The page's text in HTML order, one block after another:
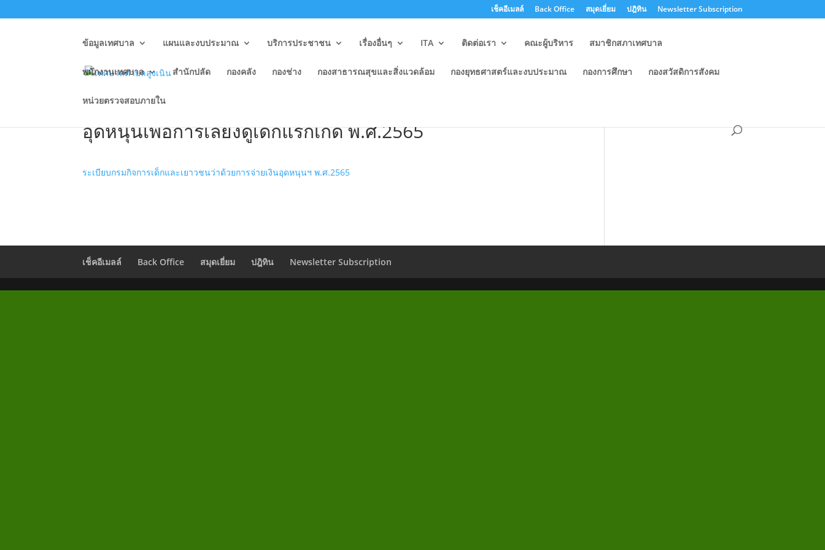
เช็คอีเมลล์ Back Office สมุดเยี่ยม ปฎิทิน Newsletter Subscription
ข้อมูลเทศบาล แผนและงบประมาณ บริการประชาชน เรื่องอื่นๆ ITA ติดต่อเรา คณะผู้บริหาร สมาชิกสภาเทศบาล
พนักงานเทศบาล สำนักปลัด กองคลัง กองช่าง กองสาธารณสุขและสิ่งแวดล้อม กองยุทธศาสตร์และงบประมาณ กองการศึกษา กองสวัสดิการสังคม
หน่วยตรวจสอบภายใน
อุดหนุนเพื่อการเลี้ยงดูเด็กแรกเกิด พ.ศ.2565
ระเบียบกรมกิจการเด็กและเยาวชนว่าด้วยการจ่ายเงินอุดหนุนฯ พ.ศ.2565
เช็คอีเมลล์ Back Office สมุดเยี่ยม ปฎิทิน Newsletter Subscription